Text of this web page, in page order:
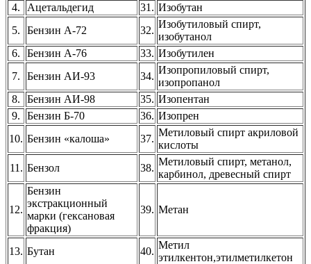
4.
Ацетальдегид 31. Изобутан
5.
Бензин А-72 32.
Изобутиловый спирт,
изобутанол
6.
Бензин А-76 33. Изобутилен
7.
Бензин АИ-93 34.
Изопропиловый спирт,
изопропанол
8.
Бензин АИ-98 35. Изопентан
9.
Бензин Б-70 36. Изопрен
10. Бензин «калоша» 37.
Метиловый спирт акриловой
кислоты
11. Бензол 38.
Метиловый спирт, метанол,
карбинол, древесный спирт
12.
Бензин
экстракционный
марки (гексановая
фракция)
39. Метан
13. Бутан 40.
Метил
этилкентон,этилметилкетон